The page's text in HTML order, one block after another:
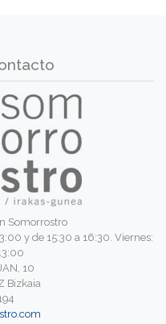
Somorrostro
y de 15:30 a 16:30. Viernes:
10
Bizkaia